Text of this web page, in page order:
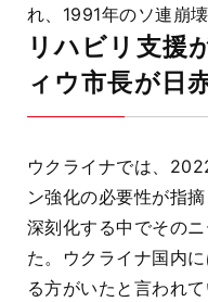
れ、1991年のソ連崩
リハビリ支
ィウ市長が日
ウクライナでは、
ン強化の必要性が指
深刻化する中でその
た。ウクライナ国内
る方がいたと言われ